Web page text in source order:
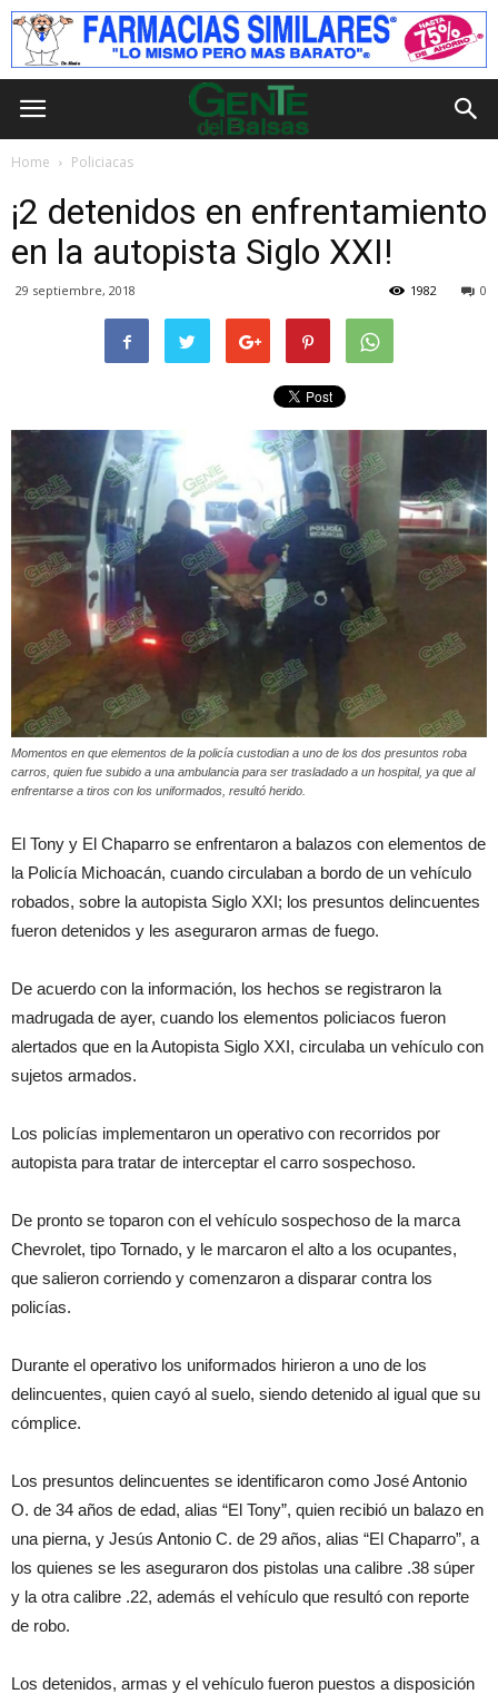
Home Policiacas
¡2 detenidos en enfrentamiento
en la autopista Siglo XXI!
29 septiembre, 2018 0
1982
Momentos en que elementos de la policía custodian a uno de los dos presuntos roba
carros, quien fue subido a una ambulancia para ser trasladado a un hospital, ya que al
enfrentarse a tiros con los uniformados, resultó herido.
El Tony y El Chaparro se enfrentaron a balazos con elementos de
la Policía Michoacán, cuando circulaban a bordo de un vehículo
robados, sobre la autopista Siglo XXI; los presuntos delincuentes
fueron detenidos y les aseguraron armas de fuego.
De acuerdo con la información, los hechos se registraron la
madrugada de ayer, cuando los elementos policiacos fueron
alertados que en la Autopista Siglo XXI, circulaba un vehículo con
sujetos armados.
Los policías implementaron un operativo con recorridos por
autopista para tratar de interceptar el carro sospechoso.
De pronto se toparon con el vehículo sospechoso de la marca
Chevrolet, tipo Tornado, y le marcaron el alto a los ocupantes,
que salieron corriendo y comenzaron a disparar contra los
policías.
Durante el operativo los uniformados hirieron a uno de los
delincuentes, quien cayó al suelo, siendo detenido al igual que su
cómplice.
Los presuntos delincuentes se identificaron como José Antonio
O. de 34 años de edad, alias “El Tony”, quien recibió un balazo en
una pierna, y Jesús Antonio C. de 29 años, alias “El Chaparro”, a
los quienes se les aseguraron dos pistolas una calibre .38 súper
y la otra calibre .22, además el vehículo que resultó con reporte
de robo.
Los detenidos, armas y el vehículo fueron puestos a disposición